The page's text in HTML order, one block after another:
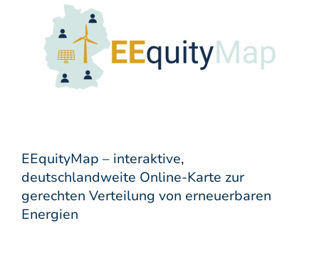
EEquityMap – interaktive,
deutschlandweite Online-Karte zur
gerechten Verteilung von erneuerbaren
Energien